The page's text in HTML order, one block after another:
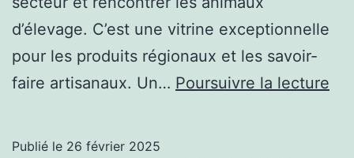
d’élevage. C’est une vitrine exceptionnelle
pour les produits régionaux et les savoir-
faire artisanaux. Un… Poursuivre la lecture
Publié le 26 février 2025